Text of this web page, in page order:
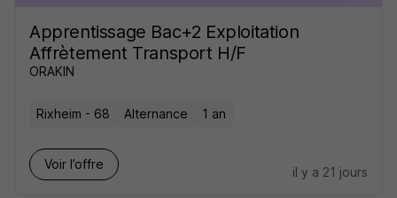
Apprentissage Bac+2 Exploitation
Affrètement Transport H/F
ORAKIN
Rixheim - 68 Alternance 1 an
Voir l’offre
il y a 21 jours